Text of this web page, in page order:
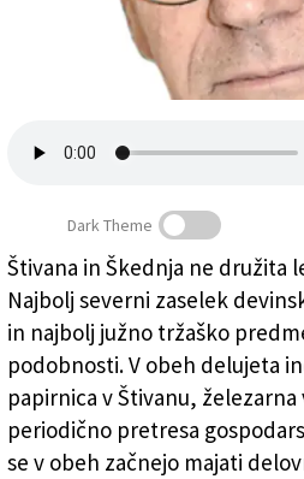
OKOLJE, DELO - Štivan in
Dark Theme
Štivana in Škednja ne družita
Najbolj severni zaselek
in najbolj južno tržaško
podobnosti. V obeh delujeta
papirnica v Štivanu, železarna
periodično pretresa
se v obeh začnejo majati